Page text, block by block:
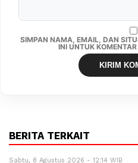
SIMPAN NAMA, EMAIL, DAN
INI UNTUK
BERITA TERKAIT
Sabtu, 8 Agustus 2026 - 12:14 WIB